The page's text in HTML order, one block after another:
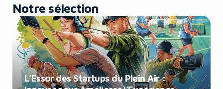
Notre sélection
L’Essor des Startups du Plein Air :